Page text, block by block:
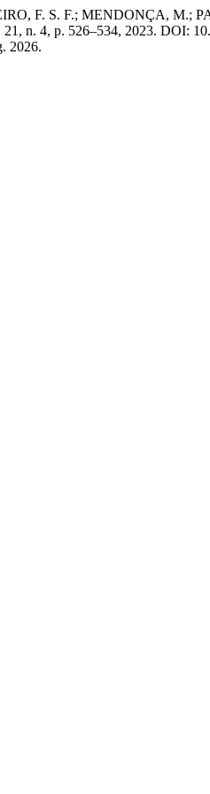
F. S. F.; MENDONÇA, M.;
21, n. 4, p. 526–534, 2023. DOI:
2026.